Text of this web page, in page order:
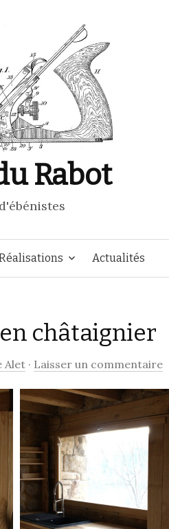
Rabot
Aller
contenu
Actualités
châtaignier
Alet · Laisser un commentaire